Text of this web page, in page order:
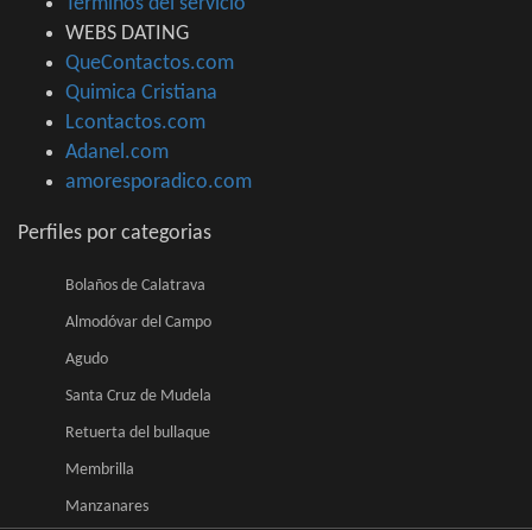
WEBS DATING
QueContactos.com
Quimica Cristiana
Lcontactos.com
Adanel.com
amoresporadico.com
Perfiles por categorias
Bolaños de Calatrava
Almodóvar del Campo
Agudo
Santa Cruz de Mudela
Retuerta del bullaque
Membrilla
Manzanares